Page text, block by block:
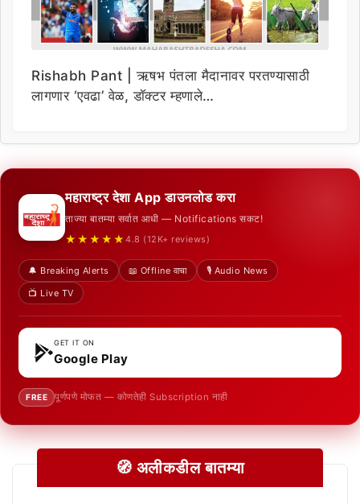
Rishabh Pant | ऋषभ पंतला मैदानावर परतण्यासाठी
लागणार ‘एवढा’ वेळ, डॉक्टर म्हणाले…
महाराष्ट्र देशा App डाउनलोड करा
ताज्या बातम्या सर्वात आधी — Notifications सकट!
★★★★★ 4.8 (12K+ reviews)
🔔 Breaking Alerts 📖 Offline वाचा
🎙️ Audio News
📺 Live TV
GET IT ON
Google Play
FREE पूर्णपणे मोफत — कोणतेही Subscription नाही
🧭 अलीकडील बातम्या